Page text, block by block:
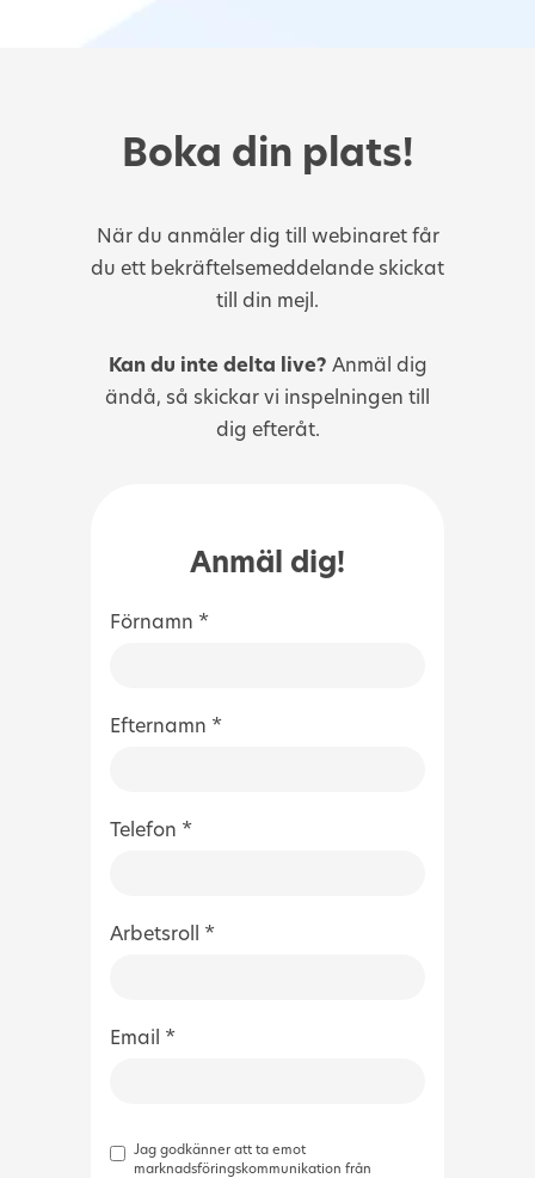
Boka din plats!
När du anmäler dig till webinaret får
du ett bekräftelsemeddelande skickat
till din mejl.
Kan du inte delta live? Anmäl dig
ändå, så skickar vi inspelningen till
dig efteråt.
Anmäl dig!
Förnamn *
Efternamn *
Telefon *
Arbetsroll *
Email *
Jag godkänner att ta emot
marknadsföringskommunikation från